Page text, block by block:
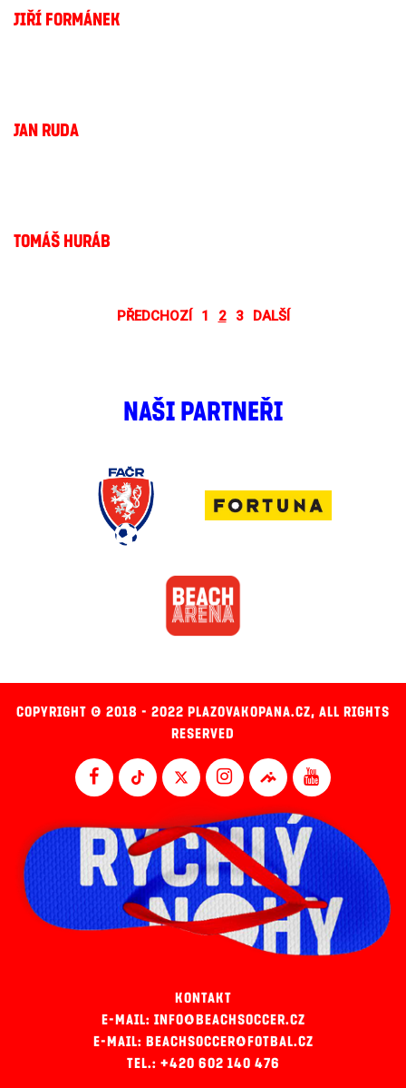
JIŘÍ FORMÁNEK
JAN RUDA
TOMÁŠ HURÁB
PŘEDCHOZÍ 1 2 3 DALŠÍ
NAŠI PARTNEŘI
COPYRIGHT © 2018 - 2022 PLAZOVAKOPANA.CZ, ALL RIGHTS
RESERVED
KONTAKT
E-MAIL: INFO@BEACHSOCCER.CZ
E-MAIL: BEACHSOCCER@FOTBAL.CZ
TEL.: +420 602 140 476